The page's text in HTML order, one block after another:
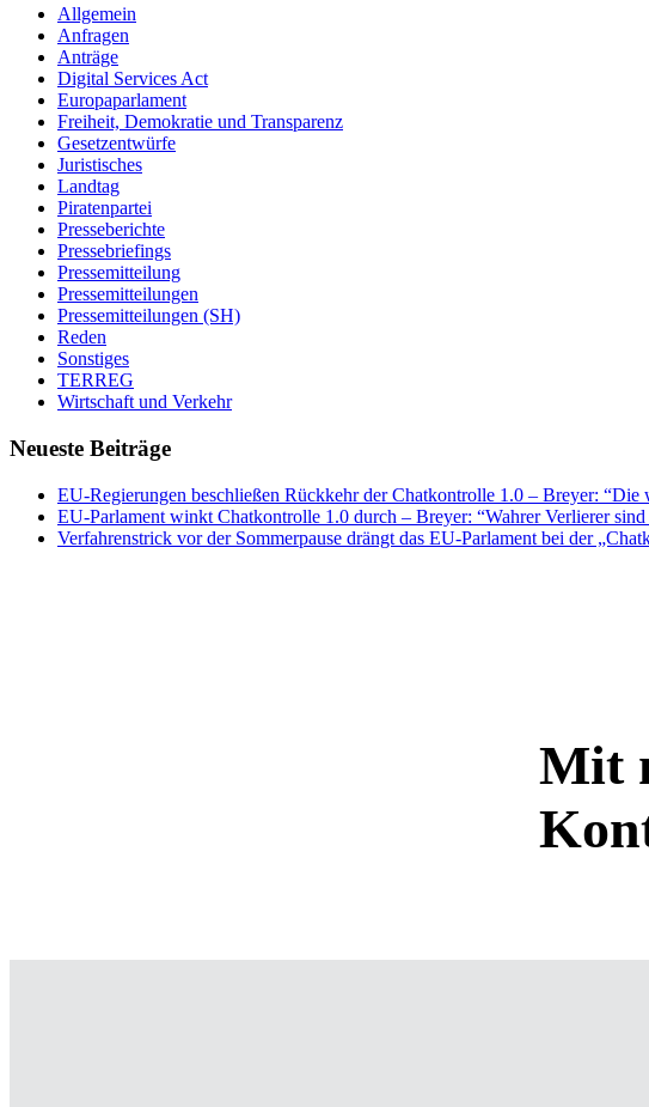
Allgemein
Anfragen
Anträge
Digital Services Act
Europaparlament
Freiheit, Demokratie und Transparenz
Gesetzentwürfe
Juristisches
Landtag
Piratenpartei
Presseberichte
Pressebriefings
Pressemitteilung
Pressemitteilungen
Pressemitteilungen (SH)
Reden
Sonstiges
TERREG
Wirtschaft und Verkehr
Neueste Beiträge
EU-Regierungen beschließen Rückkehr der Chatkontrolle 1.0 – Breyer: “Die
EU-Parlament winkt Chatkontrolle 1.0 durch – Breyer: “Wahrer Verlierer
Verfahrenstrick vor der Sommerpause drängt das EU-Parlament bei der
Mit